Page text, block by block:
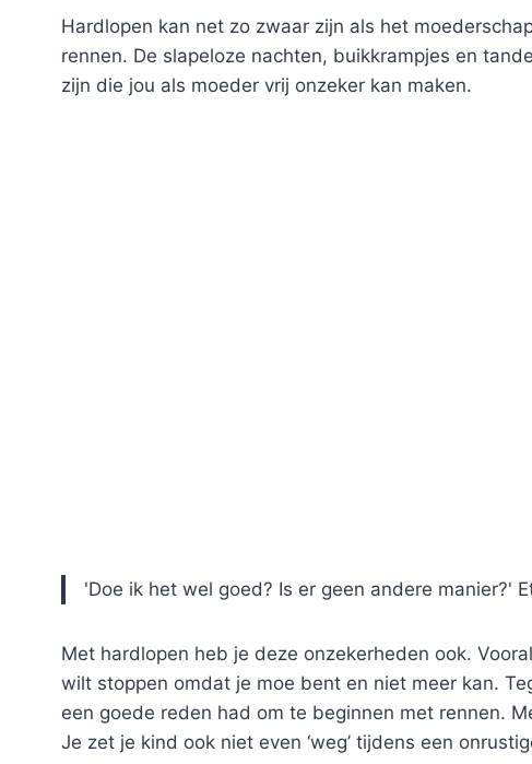
Hardlopen kan net zo zwaar zijn als het
rennen. De slapeloze nachten, buikkrampjes en
zijn die jou als moeder vrij onzeker kan maken.
'Doe ik het wel goed? Is er geen andere manier?'
Met hardlopen heb je deze onzekerheden ook.
wilt stoppen omdat je moe bent en niet meer kan.
een goede reden had om te beginnen met rennen.
Je zet je kind ook niet even ‘weg’ tijdens een